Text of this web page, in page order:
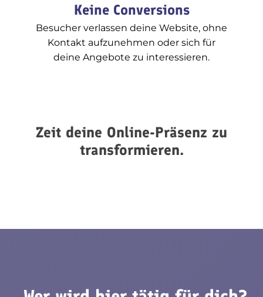
Keine Conversions
Besucher verlassen deine Website, ohne
Kontakt aufzunehmen oder sich für
deine Angebote zu interessieren.
Zeit deine Online-Präsenz zu
transformieren.